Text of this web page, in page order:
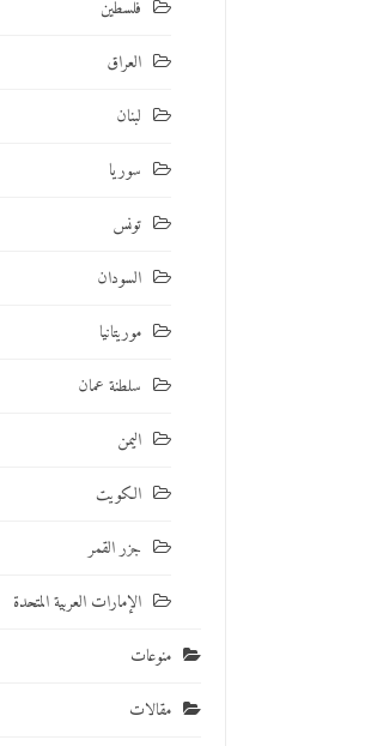
فلسطين
العراق
لبنان
سوريا
تونس
السودان
موريتانيا
سلطنة عمان
اليمن
الكويت
جزر القمر
الإمارات العربية المتحدة
منوعات
مقالات